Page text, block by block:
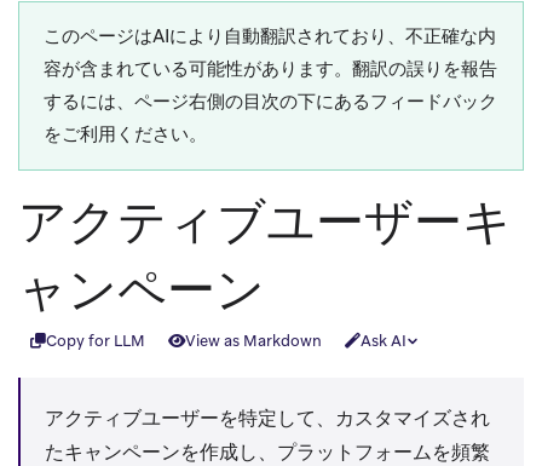
このページはAIにより自動翻訳されており、不正確な内
容が含まれている可能性があります。翻訳の誤りを報告
するには、ページ右側の目次の下にあるフィードバック
をご利用ください。
アクティブユーザーキ
ャンペーン
Copy for LLM View as Markdown Ask AI
アクティブユーザーを特定して、カスタマイズされ
たキャンペーンを作成し、プラットフォームを頻繁